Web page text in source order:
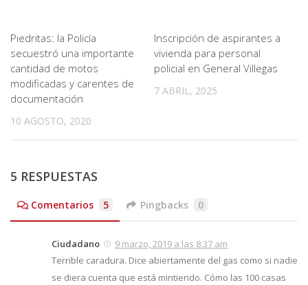
Piedritas: la Policía
secuestró una importante
cantidad de motos
modificadas y carentes de
documentación
10 AGOSTO, 2020
Inscripción de aspirantes a
vivienda para personal
policial en General Villegas
7 ABRIL, 2025
5 RESPUESTAS
Comentarios 5 Pingbacks 0
Ciudadano
9 marzo, 2019 a las 8:37 am
Terrible caradura. Dice abiertamente del gas como si nadie
se diera cuenta que está mintiendo. Cómo las 100 casas